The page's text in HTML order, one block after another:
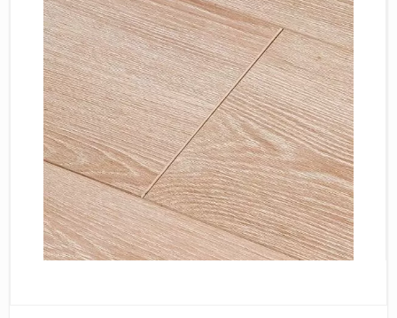
CorkArt Vinyl
CronaFloor
Damy Floor
Decoria
Dolce Flooring
ECO Parquet